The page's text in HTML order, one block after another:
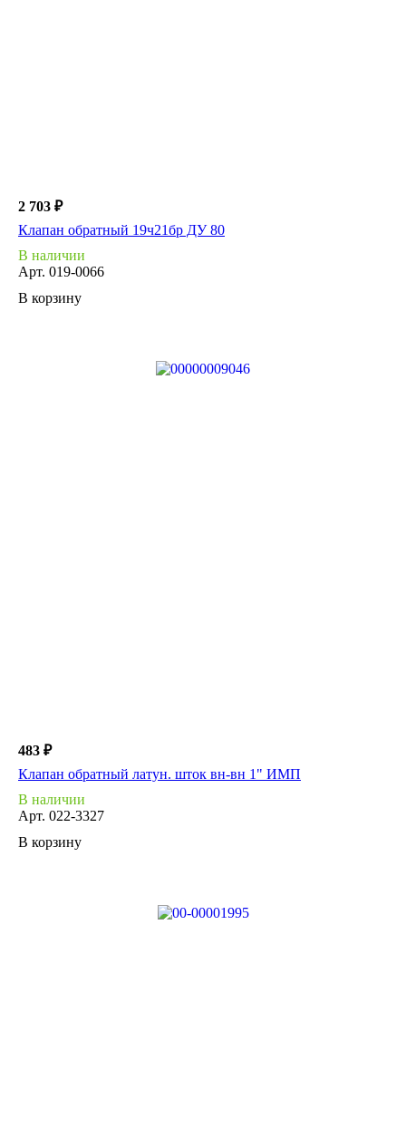
2 703 ₽
Клапан обратный 19ч21бр ДУ 80
В наличии
Арт. 019-0066
В корзину
483 ₽
Клапан обратный латун. шток вн-вн 1" ИМП
В наличии
Арт. 022-3327
В корзину